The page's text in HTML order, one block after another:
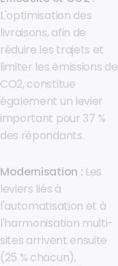
L'optimisation des
livraisons, afin de
réduire les trajets et
limiter les émissions de
CO2, constitue
également un levier
important pour 37 %
des répondants.
Modernisation : Les
leviers liés à
l'automatisation et à
l'harmonisation multi-
sites arrivent ensuite
(25 % chacun),